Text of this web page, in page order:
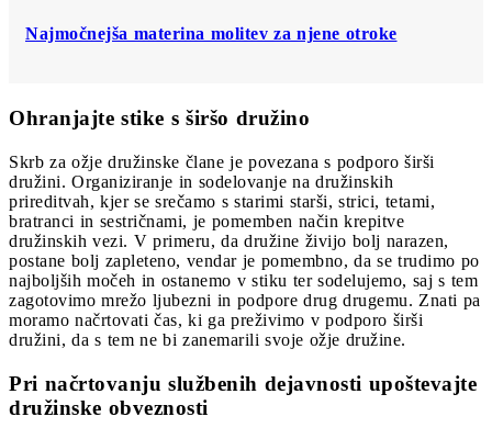
Najmočnejša materina molitev za njene otroke
Ohranjajte stike s širšo družino
Skrb za ožje družinske člane je povezana s podporo širši
družini. Organiziranje in sodelovanje na družinskih
prireditvah, kjer se srečamo s starimi starši, strici, tetami,
bratranci in sestričnami, je pomemben način krepitve
družinskih vezi. V primeru, da družine živijo bolj narazen,
postane bolj zapleteno, vendar je pomembno, da se trudimo po
najboljših močeh in ostanemo v stiku ter sodelujemo, saj s tem
zagotovimo mrežo ljubezni in podpore drug drugemu. Znati pa
moramo načrtovati čas, ki ga preživimo v podporo širši
družini, da s tem ne bi zanemarili svoje ožje družine.
Pri načrtovanju službenih dejavnosti upoštevajte
družinske obveznosti